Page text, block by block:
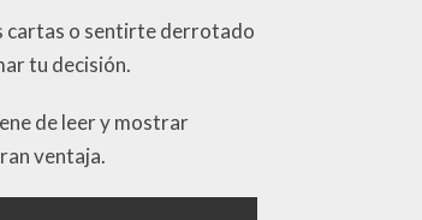
cartas o sentirte derrotado
tu decisión.
de leer y mostrar
ventaja.